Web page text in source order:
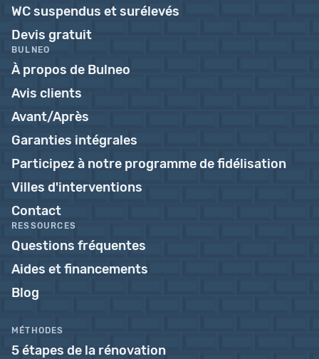
WC suspendus et surélevés
Devis gratuit
BULNEO
À propos de Bulneo
Avis clients
Avant/Après
Garanties intégrales
Participez à notre programme de fidélisation
Villes d'interventions
Contact
RESSOURCES
Questions fréquentes
Aides et financements
Blog
MÉTHODES
5 étapes de la rénovation